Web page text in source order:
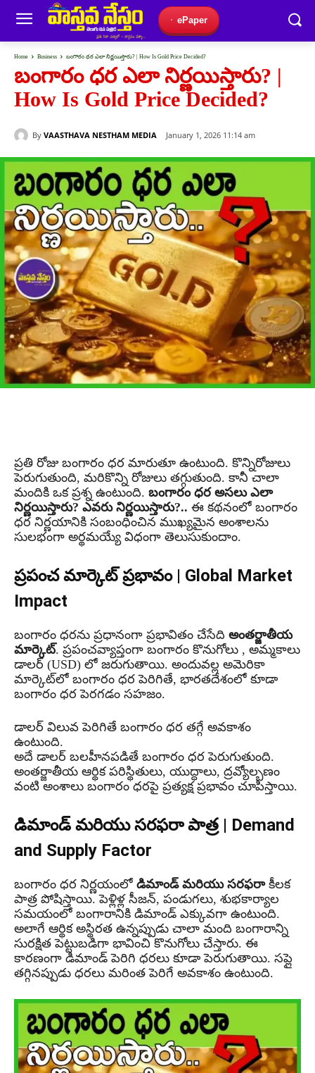
ePaper
Home Business బంగారం ధర ఎలా నిర్ణయిస్తారు? | How Is Gold Price Decided?
బంగారం ధర ఎలా నిర్ణయిస్తారు? |
How Is Gold Price Decided?
By VAASTHAVA NESTHAM MEDIA January 1, 2026 11:14 am
ప్రతి రోజు బంగారం ధర మారుతూ ఉంటుంది. కొన్నిరోజులు
పెరుగుతుంది, మరికొన్ని రోజులు తగ్గుతుంది. కానీ చాలా
మందికి ఒక ప్రశ్న ఉంటుంది. బంగారం ధర అసలు ఎలా
నిర్ణయిస్తారు? ఎవరు నిర్ణయిస్తారు?.. ఈ కథనంలో బంగారం
ధర నిర్ణయానికి సంబంధించిన ముఖ్యమైన అంశాలను
సులభంగా అర్థమయ్యే విధంగా తెలుసుకుందాం.
ప్రపంచ మార్కెట్ ప్రభావం | Global Market
Impact
బంగారం ధరను ప్రధానంగా ప్రభావితం చేసేది అంతర్జాతీయ
మార్కెట్. ప్రపంచవ్యాప్తంగా బంగారం కొనుగోలు , అమ్మకాలు
డాలర్ (USD) లో జరుగుతాయి. అందువల్ల అమెరికా
మార్కెట్‌లో బంగారం ధర పెరిగితే, భారతదేశంలో కూడా
బంగారం ధర పెరగడం సహజం.
డాలర్ విలువ పెరిగితే బంగారం ధర తగ్గే అవకాశం
ఉంటుంది.
అదే డాలర్ బలహీనపడితే బంగారం ధర పెరుగుతుంది.
అంతర్జాతీయ ఆర్థిక పరిస్థితులు, యుద్ధాలు, ద్రవ్యోల్బణం
వంటి అంశాలు బంగారం ధరపై ప్రత్యక్ష ప్రభావం చూపిస్తాయి.
డిమాండ్ మరియు సరఫరా పాత్ర | Demand
and Supply Factor
బంగారం ధర నిర్ణయంలో డిమాండ్ మరియు సరఫరాకీలక
పాత్ర పోషిస్తాయి. పెళ్లిళ్ల సీజన్, పండుగలు, శుభకార్యాల
సమయంలో బంగారానికి డిమాండ్ ఎక్కువగా ఉంటుంది.
అలాగే ఆర్థిక అస్థిరత ఉన్నప్పుడు చాలా మంది బంగారాన్ని
సురక్షిత పెట్టుబడిగా భావించి కొనుగోలు చేస్తారు. ఈ
కారణంగా డిమాండ్ పెరిగి ధరలు కూడా పెరుగుతాయి. సప్లై
తగ్గినప్పుడు ధరలు మరింత పెరిగే అవకాశం ఉంటుంది.